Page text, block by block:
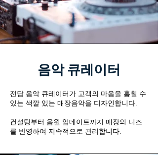
음악 큐레이터
전담 음악 큐레이터가 고객의 마음을 훔칠 수
있는 색깔 있는 매장음악을 디자인합니다.
컨설팅부터 음원 업데이트까지 매장의 니즈
를 반영하여 지속적으로 관리합니다.